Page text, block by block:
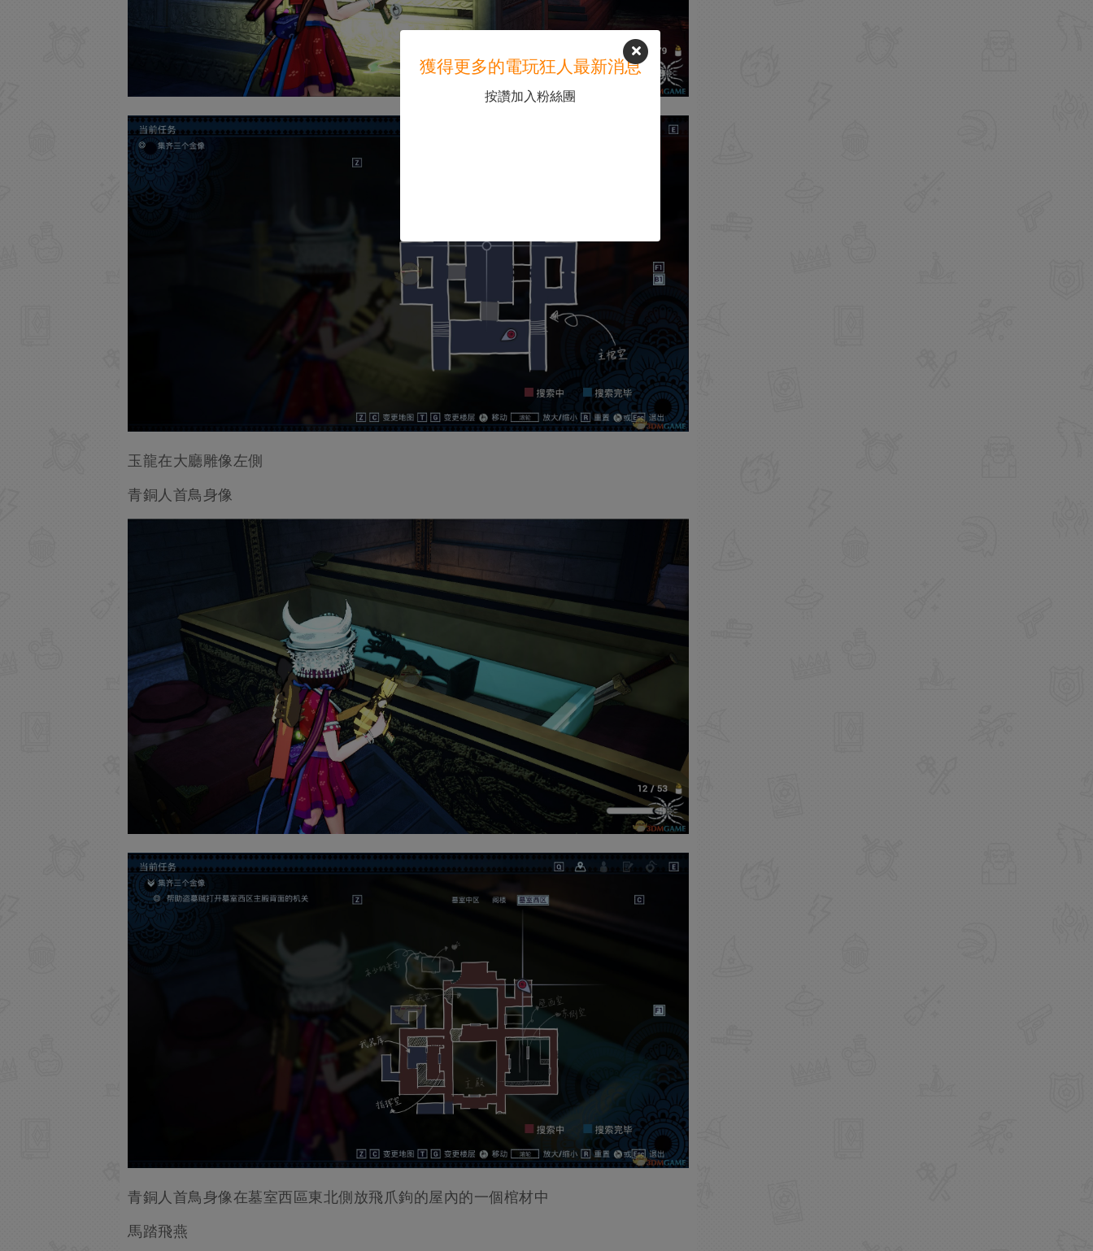
玉龍在大廳雕像左側
青銅人首鳥身像
青銅人首鳥身像在墓室西區東北側放飛爪鉤的屋內的一個棺材中
馬踏飛燕
獲得更多的電玩狂人最新消息
按讚加入粉絲團